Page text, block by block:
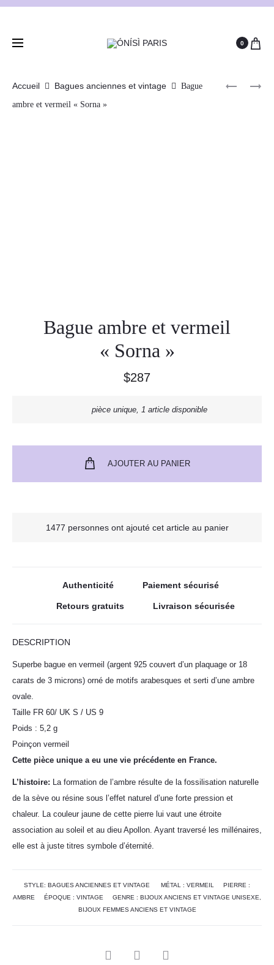
0
Accueil Bagues anciennes et vintage
Bague
ambre et vermeil « Sorna »
Bague ambre et vermeil
« Sorna »
$287
pièce unique, 1 article disponible
AJOUTER AU PANIER
1477 personnes ont ajouté cet article au panier
Authenticité Paiement sécurisé
Retours gratuits Livraison sécurisée
DESCRIPTION
Superbe bague en vermeil (argent 925 couvert d’un plaquage or 18
carats de 3 microns) orné de motifs arabesques et serti d’une ambre
ovale.
Taille FR 60/ UK S / US 9
Poids : 5,2 g
Poinçon vermeil
Cette pièce unique a eu une vie précédente en France.
L’histoire: La formation de l’ambre résulte de la fossilisation naturelle
de la sève ou résine sous l’effet naturel d’une forte pression et
chaleur. La couleur jaune de cette pierre lui vaut une étroite
association au soleil et au dieu Apollon. Ayant traversé les millénaires,
elle est à juste titres symbole d’éternité.
STYLE: BAGUES ANCIENNES ET VINTAGE MÉTAL : VERMEIL
PIERRE :
AMBRE
ÉPOQUE : VINTAGE GENRE : BIJOUX ANCIENS ET VINTAGE UNISEXE,
BIJOUX FEMMES ANCIENS ET VINTAGE